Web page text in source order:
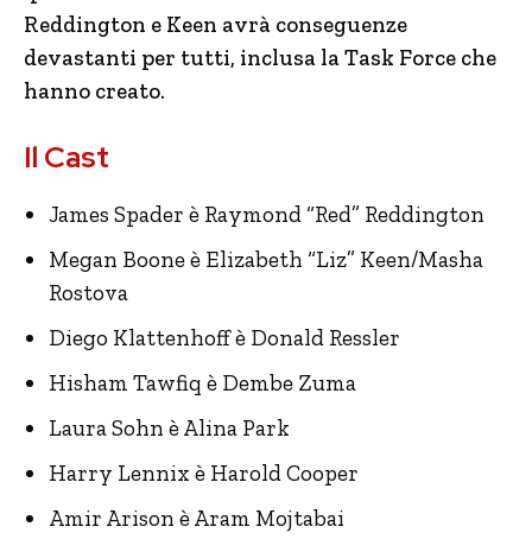
Reddington e Keen avrà conseguenze
devastanti per tutti, inclusa la Task Force che
hanno creato.
Il Cast
James Spader è Raymond “Red” Reddington
Megan Boone è Elizabeth “Liz” Keen/Masha
Rostova
Diego Klattenhoff è Donald Ressler
Hisham Tawfiq è Dembe Zuma
Laura Sohn è Alina Park
Harry Lennix è Harold Cooper
Amir Arison è Aram Mojtabai